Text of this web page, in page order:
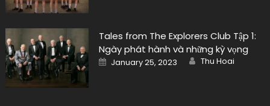
Tales from The Explorers Club Tập 1:
Ngày phát hành và những kỳ vọng
Posted
on
January 25, 2023 Author
Thu Hoai